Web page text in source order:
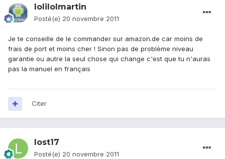
lolilolmartin
Posté(e) 20 novembre 2011
Je te conseille de le commander sur amazon.de car moins de
frais de port et moins cher ! Sinon pas de problème niveau
garantie ou autre la seul chose qui change c'est que tu n'auras
pas la manuel en français
Citer
lost17
Posté(e) 20 novembre 2011